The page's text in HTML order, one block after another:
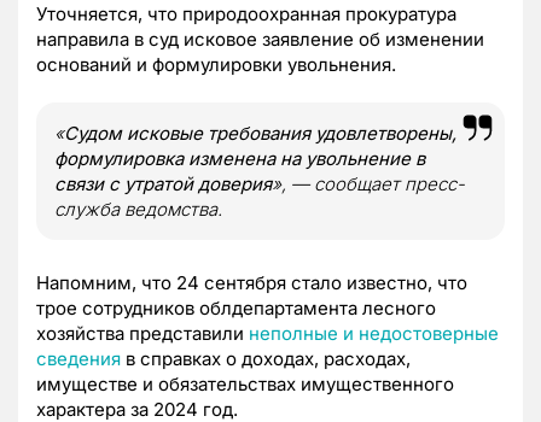
Уточняется, что природоохранная прокуратура
направила в суд исковое заявление об изменении
оснований и формулировки увольнения.
«Судом исковые требования удовлетворены,
формулировка изменена на увольнение в
связи с утратой доверия», — сообщает пресс-
служба ведомства.
Напомним, что 24 сентября стало известно, что
трое сотрудников облдепартамента лесного
хозяйства представили неполные и недостоверные
сведения в справках о доходах, расходах,
имуществе и обязательствах имущественного
характера за 2024 год.